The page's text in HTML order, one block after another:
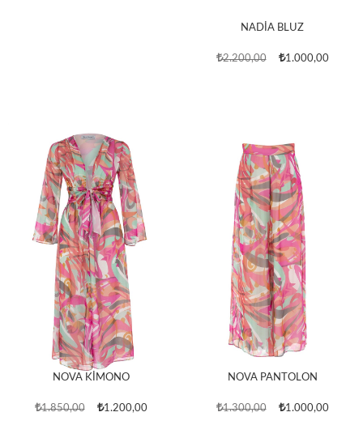
NADİA BLUZ
2.200,00 1.000,00
NOVA KİMONO
1.850,00 1.200,00
NOVA PANTOLON
1.300,00 1.000,00